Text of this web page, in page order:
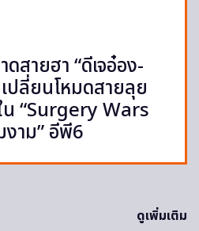
สายฮา “ดีเจอ๋อง-
ปลี่ยนโหมดสายลุย
น “Surgery Wars
าม” อีพี6
ดูเพิ่มเติม